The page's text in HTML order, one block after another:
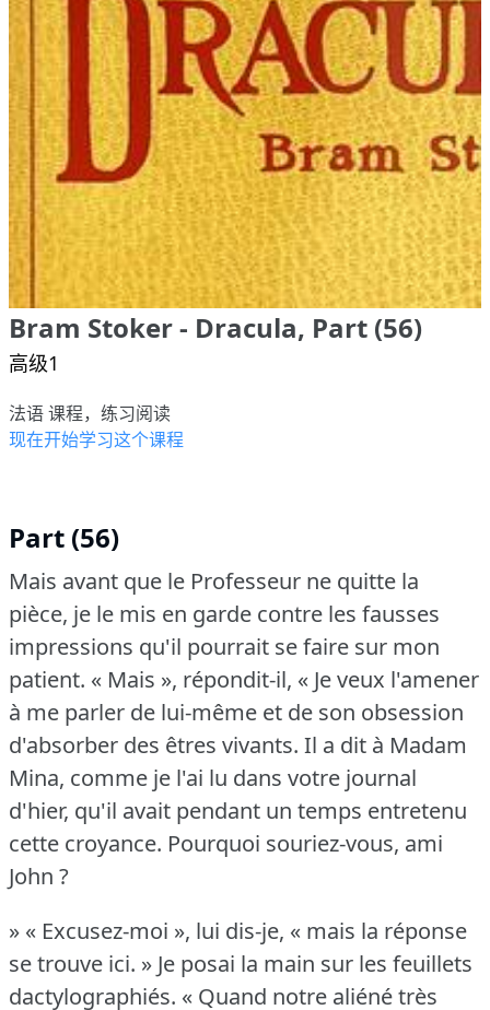
Bram Stoker - Dracula, Part (56)
高级1
法语 课程，练习阅读
现在开始学习这个课程
Part (56)
Mais avant que le Professeur ne quitte la
pièce, je le mis en garde contre les fausses
impressions qu'il pourrait se faire sur mon
patient. « Mais », répondit-il, « Je veux l'amener
à me parler de lui-même et de son obsession
d'absorber des êtres vivants. Il a dit à Madam
Mina, comme je l'ai lu dans votre journal
d'hier, qu'il avait pendant un temps entretenu
cette croyance. Pourquoi souriez-vous, ami
John ?
» « Excusez-moi », lui dis-je, « mais la réponse
se trouve ici. » Je posai la main sur les feuillets
dactylographiés. « Quand notre aliéné très